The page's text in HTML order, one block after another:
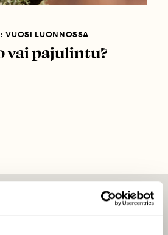
VUOSI LUONNOSSA
vai pajulintu?